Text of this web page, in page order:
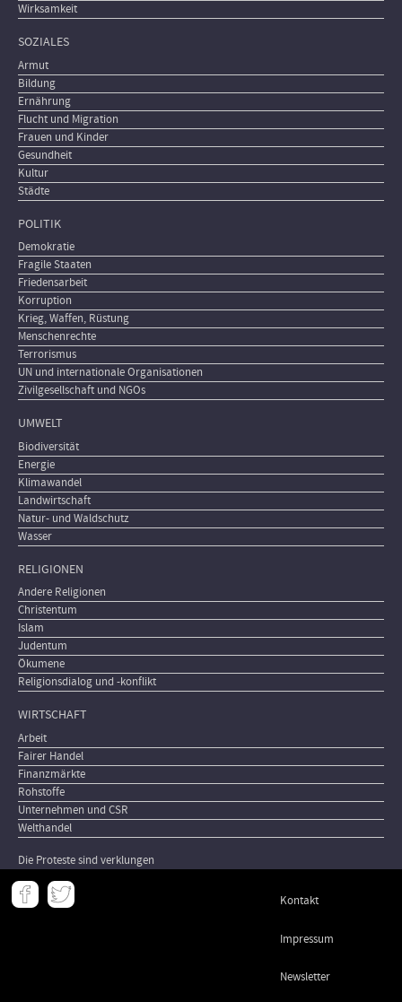
Wirksamkeit
SOZIALES
Armut
Bildung
Ernährung
Flucht und Migration
Frauen und Kinder
Gesundheit
Kultur
Städte
POLITIK
Demokratie
Fragile Staaten
Friedensarbeit
Korruption
Krieg, Waffen, Rüstung
Menschenrechte
Terrorismus
UN und internationale Organisationen
Zivilgesellschaft und NGOs
UMWELT
Biodiversität
Energie
Klimawandel
Landwirtschaft
Natur- und Waldschutz
Wasser
RELIGIONEN
Andere Religionen
Christentum
Islam
Judentum
Ökumene
Religionsdialog und -konflikt
WIRTSCHAFT
Arbeit
Fairer Handel
Finanzmärkte
Rohstoffe
Unternehmen und CSR
Welthandel
Die Proteste sind verklungen
Meta
- Kontakt
Impressum
Newsletter